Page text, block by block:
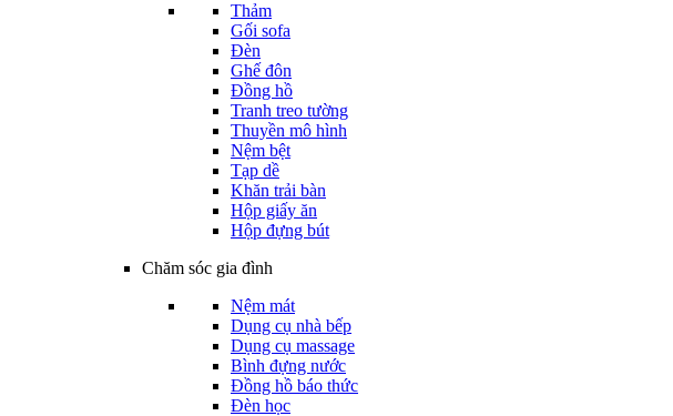
Thảm
Gối sofa
Đèn
Ghế đôn
Đồng hồ
Tranh treo tường
Thuyền mô hình
Nệm bệt
Tạp dề
Khăn trải bàn
Hộp giấy ăn
Hộp đựng bút
Chăm sóc gia đình
Nệm mát
Dụng cụ nhà bếp
Dụng cụ massage
Bình đựng nước
Đồng hồ báo thức
Đèn học